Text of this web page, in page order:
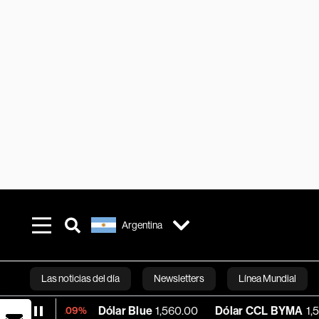
Argentina
Las noticias del día Newsletters Línea Mundial
Bloomberg
Dólar Blue 1,560.00 Dólar CCL BYMA 1,574.55